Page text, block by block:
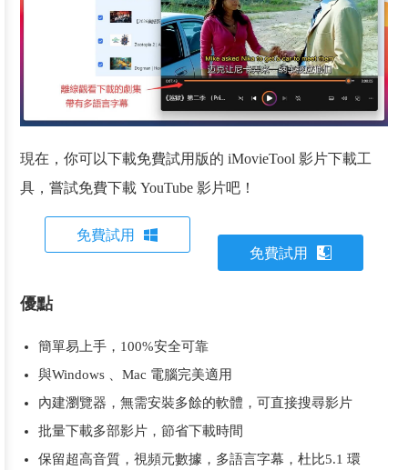
現在，你可以下載免費試用版的 iMovieTool 影片下載工
具，嘗試免費下載 YouTube 影片吧！
免費試用
免費試用
優點
簡單易上手，100%安全可靠
與Windows 、Mac 電腦完美適用
內建瀏覽器，無需安裝多餘的軟體，可直接搜尋影片
批量下載多部影片，節省下載時間
保留超高音質，視頻元數據，多語言字幕，杜比5.1 環